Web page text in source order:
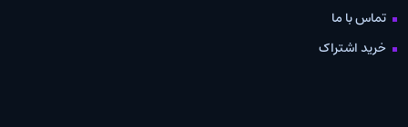
تماس با ما
خرید اشتراک